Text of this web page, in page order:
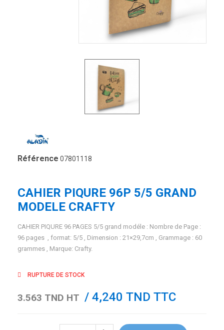
Référence 07801118
CAHIER PIQURE 96P 5/5 GRAND
MODELE CRAFTY
CAHIER PIQURE 96 PAGES 5/5 grand modéle : Nombre de Page :
96 pages , format: 5/5 , Dimension : 21×29,7cm , Grammage : 60
grammes , Marque: Crafty.
RUPTURE DE STOCK
3.563 TND HT / 4,240 TND TTC